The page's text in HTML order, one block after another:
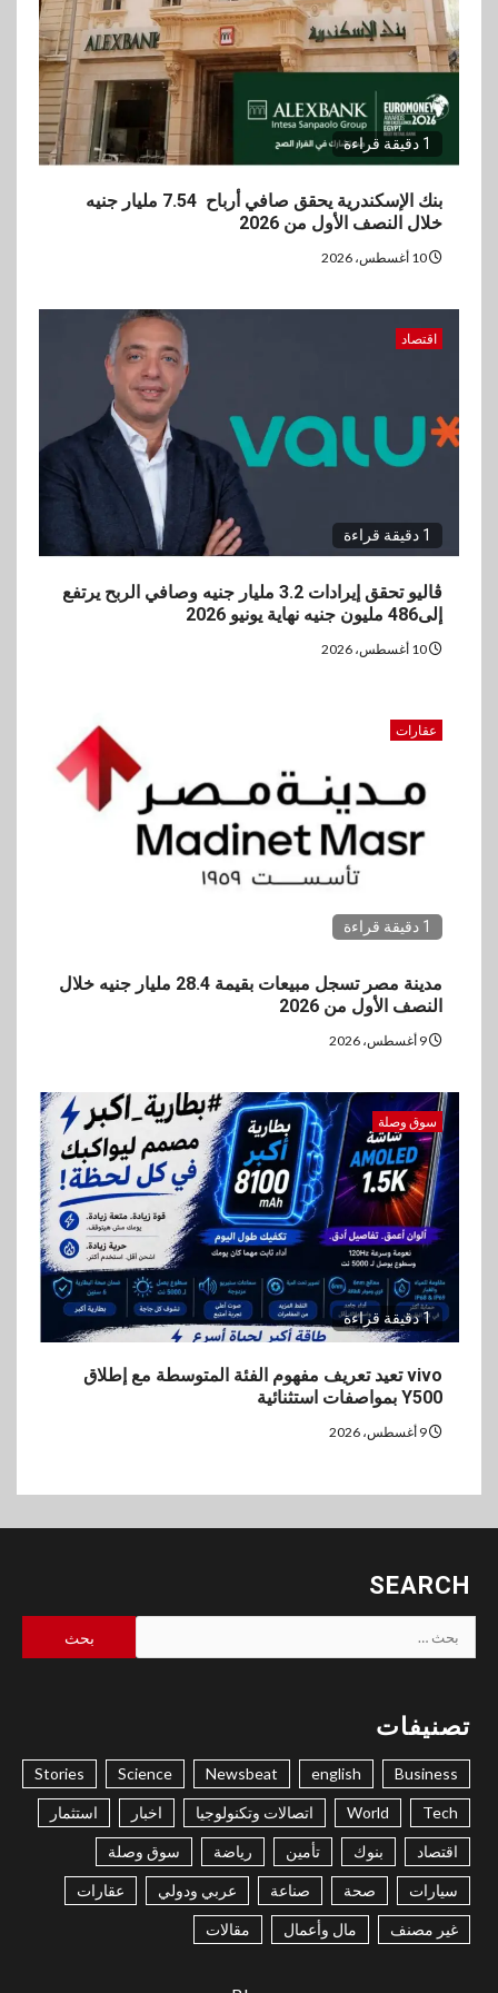
3
عقارات
مدينة مصر تسجل مبيعات بقيمة
28.4 مليار جنيه خلال النصف
4
سوق وصلة
vivo تعيد تعريف مفهوم الفئة
5 بنوك رياضة
وزير الشباب والرياضة يلتقي
بالرئيس التنفيذي والعضو المنتدب
لبنك saib لبحث تعزيز التعاون
1 دقيقة قراءة
بنك الإسكندرية يحقق صافي أرباح 7.54 مليار جنيه
خلال النصف الأول من 2026
اقتصاد
1 دقيقة قراءة
ڤاليو تحقق إيرادات 3.2 مليار جنيه وصافي الربح يرتفع
إلى486 مليون جنيه نهاية يونيو 2026
عقارات
1 دقيقة قراءة
مدينة مصر تسجل مبيعات بقيمة 28.4 مليار جنيه خلال
النصف الأول من 2026
سوق وصلة
1 دقيقة قراءة
vivo تعيد تعريف مفهوم الفئة المتوسطة مع إطلاق
Y500 بمواصفات استثنائية
SEARCH
البحث
عن:
تصنيفات
Business
english
Newsbeat
Science
Stories
Tech
World اتصالات وتكنولوجيا اخبار استثمار
اقتصاد بنوك تأمين رياضة سوق وصلة
سيارات صحة صناعة عربي ودولي عقارات
غير مصنف مال وأعمال مقالات